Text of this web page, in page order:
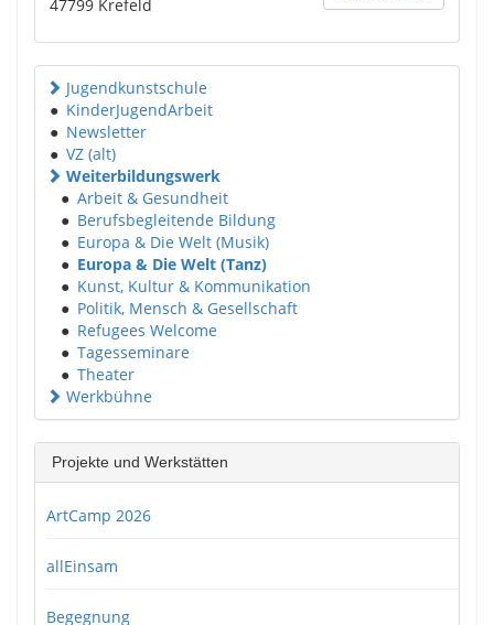
47799 Krefeld
Jugendkunstschule
● KinderJugendArbeit
● Newsletter
● VZ (alt)
Weiterbildungswerk
● Arbeit & Gesundheit
● Berufsbegleitende Bildung
● Europa & Die Welt (Musik)
● Europa & Die Welt (Tanz)
● Kunst, Kultur & Kommunikation
● Politik, Mensch & Gesellschaft
● Refugees Welcome
● Tagesseminare
● Theater
Werkbühne
Projekte und Werkstätten
ArtCamp 2026
allEinsam
Begegnung